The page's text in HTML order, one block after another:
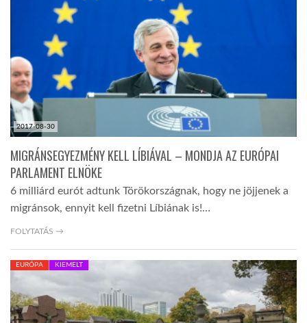
KÖZEL-KELET
AUSZTRÁLIA
A VILÁG ITTHON
GLOBOTV BP
TROPICALMAGAZIN
2017-08-30
MIGRÁNSEGYEZMÉNY KELL LÍBIÁVAL – MONDJA AZ EURÓPAI
PARLAMENT ELNÖKE
6 milliárd eurót adtunk Törökországnak, hogy ne jöjjenek a
migránsok, ennyit kell fizetni Líbiának is!…
FOLYTATÁS →
EURÓPA KIEMELT